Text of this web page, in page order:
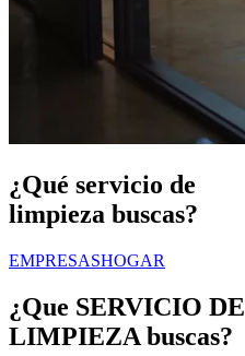
¿Qué servicio de
limpieza buscas?
EMPRESASHOGAR
¿Que SERVICIO DE
LIMPIEZA buscas?